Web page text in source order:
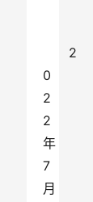
2
0
2
2
年
7
月